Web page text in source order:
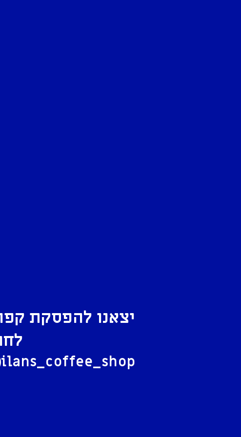
יצאנו להפסקת
ilans_coffee_shop